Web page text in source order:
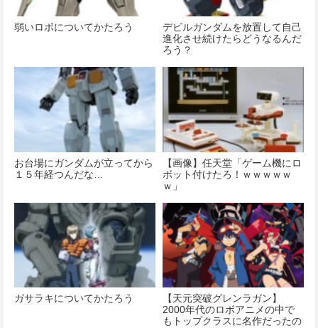
弱いロボについてかたろう
デビルガンダムを放置して自己
進化させ続けたらどうなるんだ
ろう？
お台場にガンダムが立ってから
１５年経つんだな…
【画像】任天堂「ゲーム機にロ
ボット付けたろ！ｗｗｗｗｗ
ｗ」
ガサラキについてかたろう
【天元突破グレンラガン】
2000年代のロボアニメの中で
もトップクラスに名作だったの